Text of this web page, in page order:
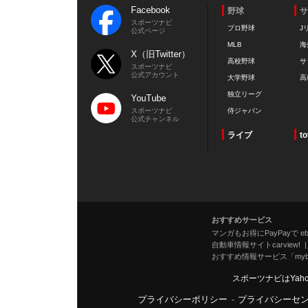
Facebook
スポーツナビ
公式ページ
X（旧Twitter）
スポーツナビ
公式アカウント
YouTube
スポーツナビ
公式チャンネル
野球
プロ野球
MLB
高校野球
大学野球
独立リーグ
侍ジャパン
J
海
サ
高
ライブ
おすすめサービス
マンガもお得にPayPayで
自動車情報サイトcarview!
おすすめ情報サービス「
スポーツナビは
プライバシーポリシー - プライバシーセ